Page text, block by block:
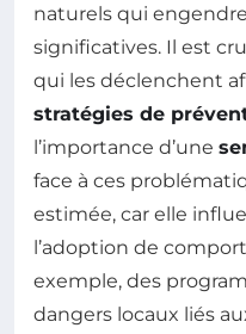
naturels qui
significatives. Il est
qui les déclenchent
stratégies de
l’importance d’une
face à ces
estimée, car elle
l’adoption de
exemple, des
dangers locaux liés